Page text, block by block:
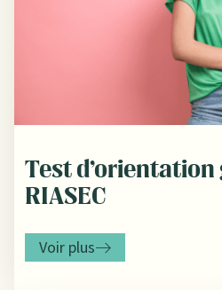
Test
RIASEC
Voir plus